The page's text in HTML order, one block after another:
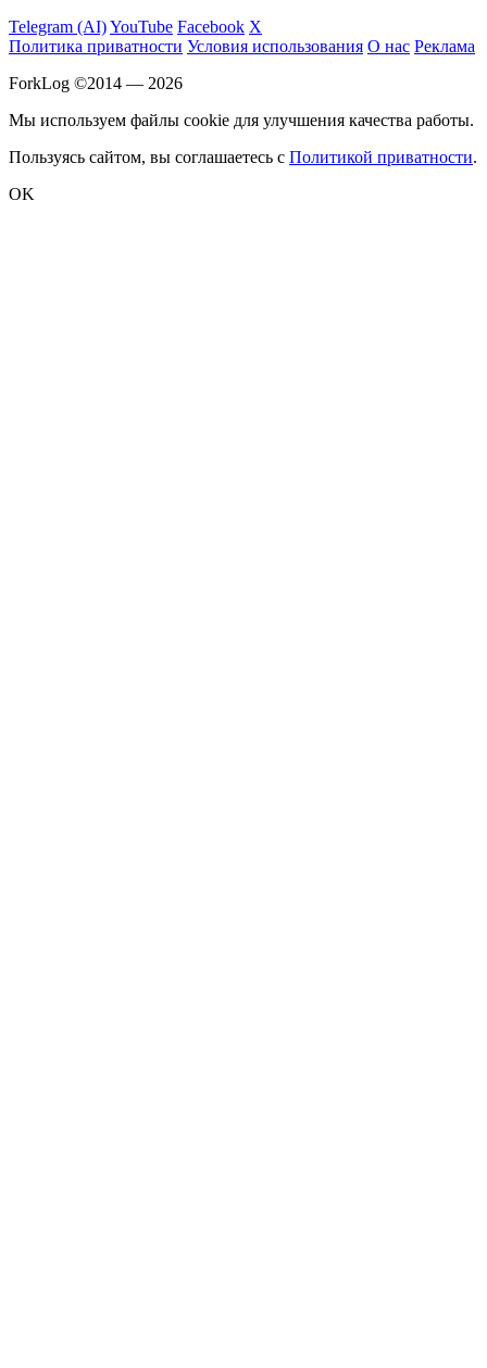
Telegram (AI)YouTube Facebook X
Политика приватности Условия использования О нас Реклама
ForkLog ©2014 — 2026
Мы используем файлы cookie для улучшения качества работы.
Пользуясь сайтом, вы соглашаетесь с Политикой приватности.
OK